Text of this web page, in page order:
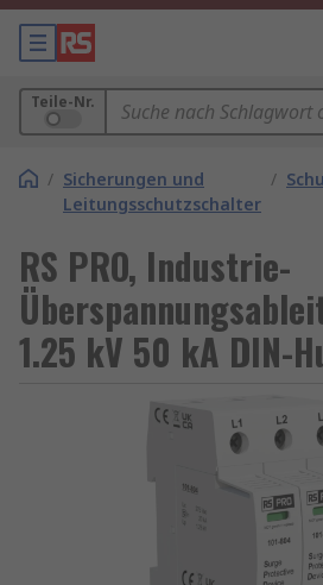
Teile-Nr.
/ Sicherungen und
Leitungsschutzschalter
/
RS PRO, Industrie-
1.25 kV 50 kA DIN-